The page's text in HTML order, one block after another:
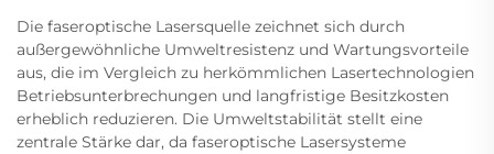
Die faseroptische Lasersquelle zeichnet sich durch
außergewöhnliche Umweltresistenz und Wartungsvorteile
aus, die im Vergleich zu herkömmlichen Lasertechnologien
Betriebsunterbrechungen und langfristige Besitzkosten
erheblich reduzieren. Die Umweltstabilität stellt eine
zentrale Stärke dar, da faseroptische Lasersysteme